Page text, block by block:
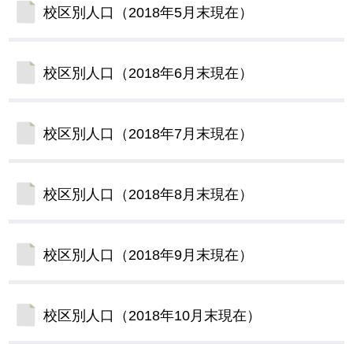
校区別人口（2018年5月末現在）
校区別人口（2018年6月末現在）
校区別人口（2018年7月末現在）
校区別人口（2018年8月末現在）
校区別人口（2018年9月末現在）
校区別人口（2018年10月末現在）